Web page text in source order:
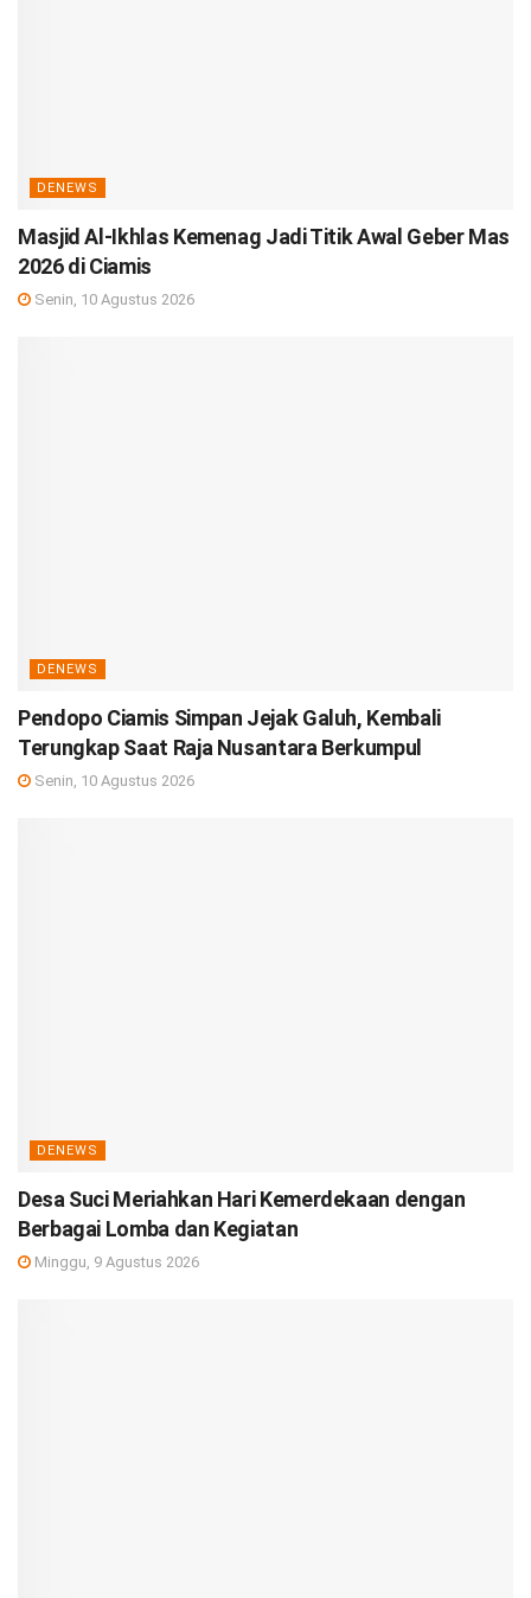
DENEWS
Masjid Al-Ikhlas Kemenag Jadi Titik Awal Geber Mas
2026 di Ciamis
Senin, 10 Agustus 2026
DENEWS
Pendopo Ciamis Simpan Jejak Galuh, Kembali
Terungkap Saat Raja Nusantara Berkumpul
Senin, 10 Agustus 2026
DENEWS
Desa Suci Meriahkan Hari Kemerdekaan dengan
Berbagai Lomba dan Kegiatan
Minggu, 9 Agustus 2026